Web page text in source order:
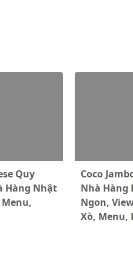
Quy
Hàng Nhật
Coco
Nhà Hàng
Ngon,
Xò, Menu,